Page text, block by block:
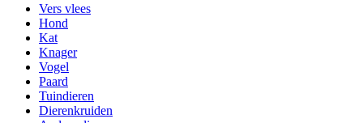
Vers vlees
Hond
Kat
Knager
Vogel
Paard
Tuindieren
Dierenkruiden